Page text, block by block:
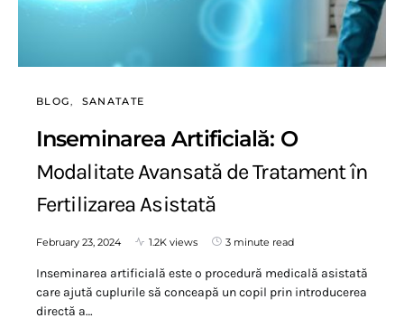
BLOG SANATATE
Inseminarea Artificială: O
Modalitate Avansată de Tratament în
Fertilizarea Asistată
February 23, 2024 1.2K views 3 minute read
Inseminarea artificială este o procedură medicală asistată
care ajută cuplurile să conceapă un copil prin introducerea
directă a…